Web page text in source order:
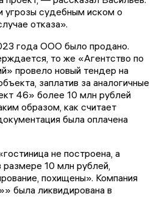
судебным иском о
отказа».
года ООО было продано.
то же «Агентство по
провело новый тендер на
заплатив за аналогичные
46» более 10 млн рублей
образом, как считает
была оплачена
не построена, а
10 млн рублей,
похищены». Компания
была ликвидирована в